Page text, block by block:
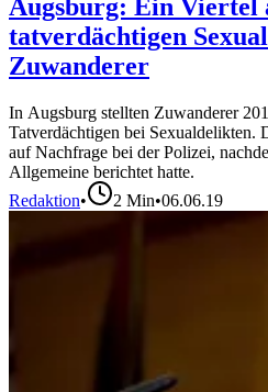
Augsburg: Ein Viertel
tatverdächtigen
Zuwanderer
In Augsburg stellten Zuwanderer
Tatverdächtigen bei Sexualdelikten.
auf Nachfrage bei der Polizei,
Allgemeine berichtet hatte.
Redaktion• 2 Min•06.06.19